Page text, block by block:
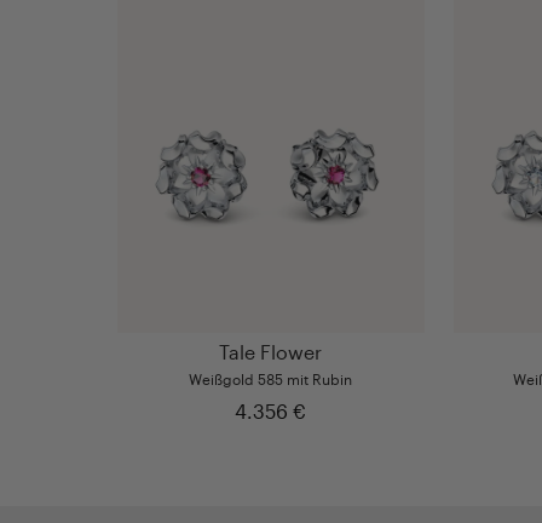
Tale Flower
Weißgold 585 mit Rubin
4.356 €